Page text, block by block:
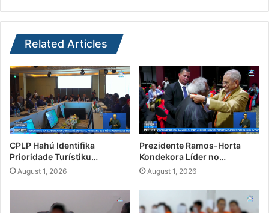
Related Articles
CPLP Hahú Identifika
Prioridade Turístiku…
August 1, 2026
Prezidente Ramos-Horta
Kondekora Líder no…
August 1, 2026